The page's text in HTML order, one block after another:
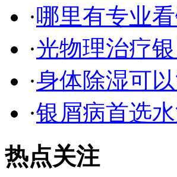
·哪里有专业
·光物理治疗
·身体除湿可
·银屑病首选
热点关注